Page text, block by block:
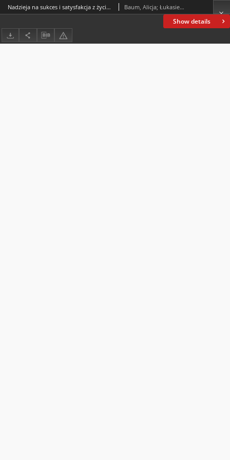
Show details
Nadzieja na sukces i satysfakcja z życia utalentowanych sportowczyń i sportowców Baum, Alicja; Łukasiewicz-Wieleba, Joanna